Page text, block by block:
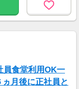
員食堂利用OK一
月後に正社員と